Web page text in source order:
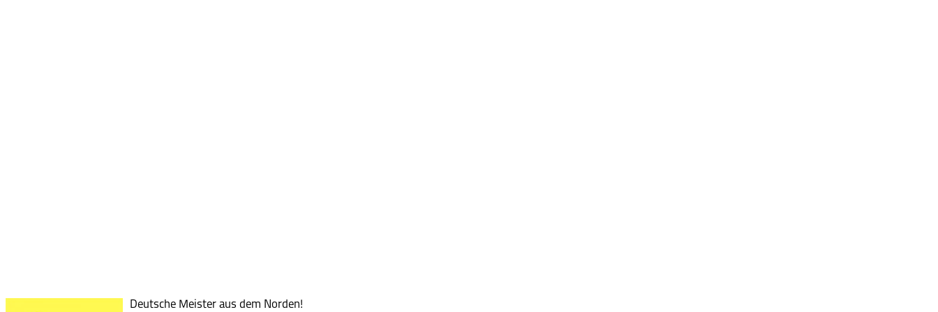
Deutsche Meister aus dem Norden!